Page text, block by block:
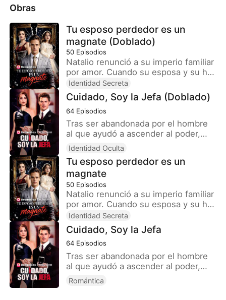
Obras
Tu esposo perdedor es un
magnate (Doblado)
50 Episodios
Natalio renunció a su imperio familiar
por amor. Cuando su esposa y su hija
fueron secuestradas, eligió el
sacrificio propio y sufrió tres años de
tormento. Al regresar a casa,
descubrió que su esposa estaba
involucrada con su antiguo amor y su
hija distante. Con el corazón roto,
de una fortuna de miles de millones.
Cortó lazos con el pasado y
emprendió una nueva vida.
Identidad Secreta
Cuidado, Soy la Jefa (Doblado)
64 Episodios
Tras ser abandonada por el hombre
al que ayudó a ascender al poder,
Elena, que en secreto es la
presidenta del poderoso Círculo
Trueno, regresa a los focos cuando
un misterioso milmillonario le
propone matrimonio, lo que sacude
la alta sociedad hasta sus cimientos.
Identidad Oculta
Tu esposo perdedor es un
magnate
50 Episodios
Natalio renunció a su imperio familiar
por amor. Cuando su esposa y su hija
fueron secuestradas, eligió el
sacrificio propio y sufrió tres años de
tormento. Al regresar a casa,
descubrió que su esposa estaba
involucrada con su antiguo amor y su
hija distante. Con el corazón roto,
recuperó su posición como heredero
de una fortuna de miles de millones.
Identidad Secreta
Cuidado, Soy la Jefa
64 Episodios
Tras ser abandonada por el hombre
al que ayudó a ascender al poder,
Elena, que en secreto es la
presidenta del poderoso Círculo
Romántica